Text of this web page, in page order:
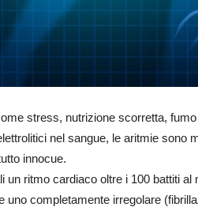
stress, nutrizione scorretta,
nel sangue, le aritmie sono
innocue.
un ritmo cardiaco oltre i 100 battiti
uno completamente irregolare